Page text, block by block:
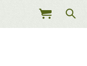
MEU